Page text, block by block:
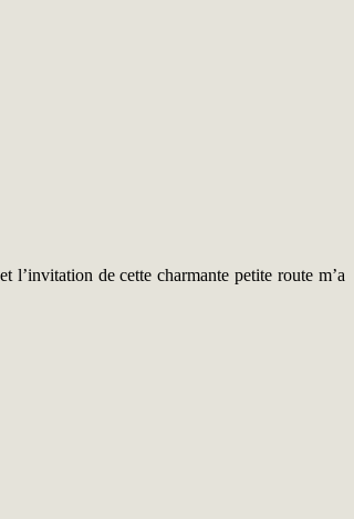
l’invitation de cette charmante petite route m’a